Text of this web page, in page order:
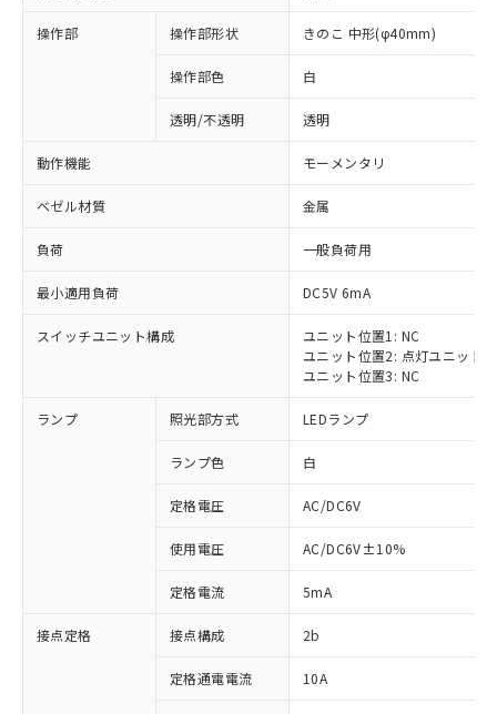
操作部 操作部形状 きのこ 中形(φ40mm)
操作部色 白
透明/不透明 透明
動作機能 モーメンタリ
ベゼル材質 金属
負荷 一般負荷用
最小適用負荷 DC5V 6mA
スイッチユニット構成
ユニット位置1: NC
ユニット位置2: 点灯ユニット
ユニット位置3: NC
ランプ 照光部方式 LEDランプ
ランプ色 白
定格電圧 AC/DC6V
使用電圧 AC/DC6V±10%
定格電流 5mA
接点定格 接点構成 2b
定格通電電流 10A
ご利用条件
以下の条件をお読みいただき、同意のうえ
ご利用ください。
商品の当社在庫状況および標準価格
(税抜)を提供させていただくもので
対応済み：EU RoHS指令（10物質）の
非含有に対応した製品が提供可能な商品で
対応予定：EU RoHS指令（10物質）の非含
有に対応した製品に切り替える予定のある
対応予定なし：EU RoHS指令（10物質）の
非含有に非対応の商品で、対応品を出す予
定はありません。
調査・確認中：EU RoHS指令（10物質）の
非含有の対応状況を調査中または確認中の
非該当品：ライセンス料など無形物で、有
害物質有無と関係のない商品です。
※1 中国RoHS○×表
「○」：最大均質材料含有率が中国RoHSの
基準値以下であることを示します。